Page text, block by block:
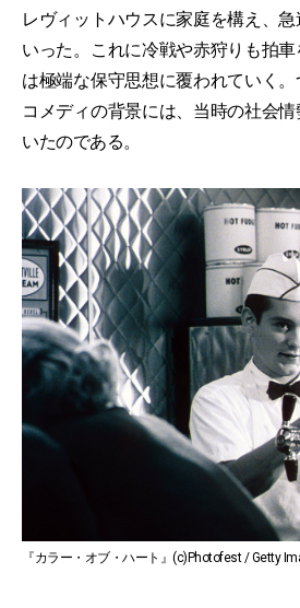
レヴィットハウスに家庭を構え、
いった。これに冷戦や赤狩りも拍
は極端な保守思想に覆われていく
コメディの背景には、当時の社会
いたのである。
『カラー・オブ・ハート』(c)Photofest / Getty